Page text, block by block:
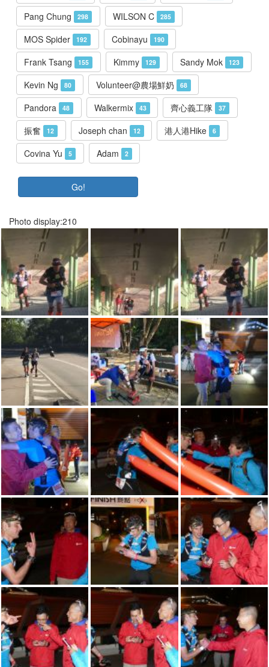
Pang Chung 298 WILSON C 285
MOS Spider 192 Cobinayu 190
Frank Tsang 155 Kimmy 129 Sandy Mok 123
Kevin Ng 80 Volunteer@農場鮮奶 68
Pandora 48 Walkermix 43 齊心義工隊 37
振奮 12 Joseph chan 12 港人港Hike 6
Covina Yu 5 Adam 2
Go!
Photo display:210